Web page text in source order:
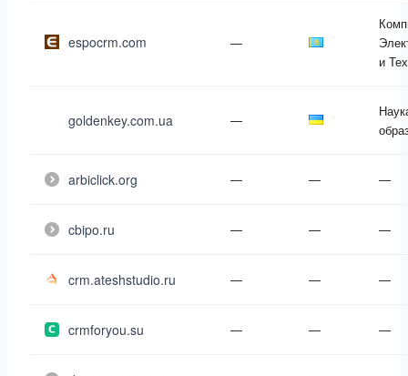
espocrm.com —
и
goldenkey.com.ua —
arbiclick.org — — —
cbipo.ru — — —
crm.ateshstudio.ru — — —
crmforyou.su — — —